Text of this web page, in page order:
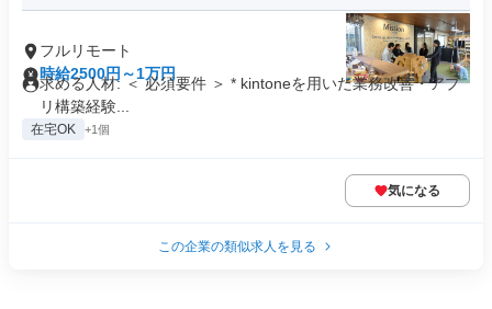
フルリモート
時給2500円～1万円
求める人材: ＜ 必須要件 ＞ * kintoneを用いた業務改善・アプ
リ構築経験...
在宅OK +1個
気になる
この企業の類似求人を見る